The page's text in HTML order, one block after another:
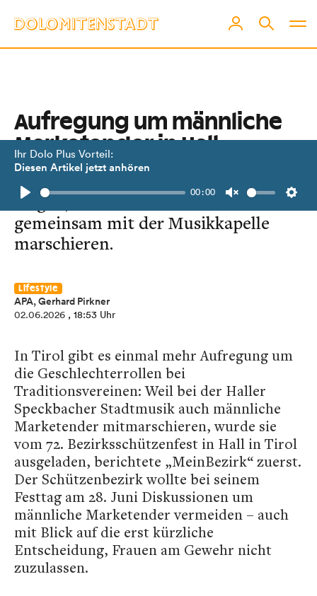
Ihr Dolo Plus Vorteil:
Diesen Artikel jetzt anhören
Play
00:00
Unmute
Aufregung um männliche
Marketender in Hall
Wenn Männer das Schnapsfass
tragen, wollen die Schützen nicht
gemeinsam mit der Musikkapelle
marschieren.
Lifestyle
APA, Gerhard Pirkner
02.06.2026 , 18:53 Uhr
In Tirol gibt es einmal mehr Aufregung um
die Geschlechterrollen bei
Traditionsvereinen: Weil bei der Haller
Speckbacher Stadtmusik auch männliche
Marketender mitmarschieren, wurde sie
vom 72. Bezirksschützenfest in Hall in Tirol
ausgeladen, berichtete „MeinBezirk“ zuerst.
Der Schützenbezirk wollte bei seinem
Festtag am 28. Juni Diskussionen um
männliche Marketender vermeiden – auch
mit Blick auf die erst kürzliche
Entscheidung, Frauen am Gewehr nicht
zuzulassen.